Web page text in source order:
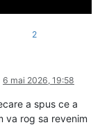
2
6 mai 2026, 19:58
a spus ce a
va rog sa revenim